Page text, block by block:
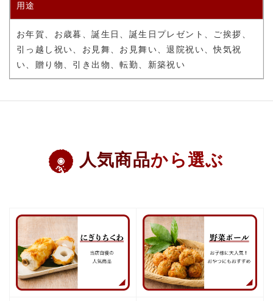
用途
お年賀、お歳暮、誕生日、誕生日プレゼント、ご挨拶、
引っ越し祝い、お見舞、お見舞い、退院祝い、快気祝
い、贈り物、引き出物、転勤、新築祝い
人気商品から選ぶ